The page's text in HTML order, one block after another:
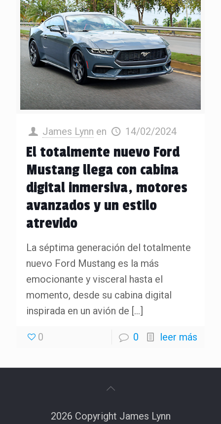
James Lynn en 14/02/2024
El totalmente nuevo Ford
Mustang llega con cabina
digital inmersiva, motores
avanzados y un estilo
atrevido
La séptima generación del totalmente
nuevo Ford Mustang es la más
emocionante y visceral hasta el
momento, desde su cabina digital
inspirada en un avión de […]
0 0 leer más
2026 Copyright James Lynn